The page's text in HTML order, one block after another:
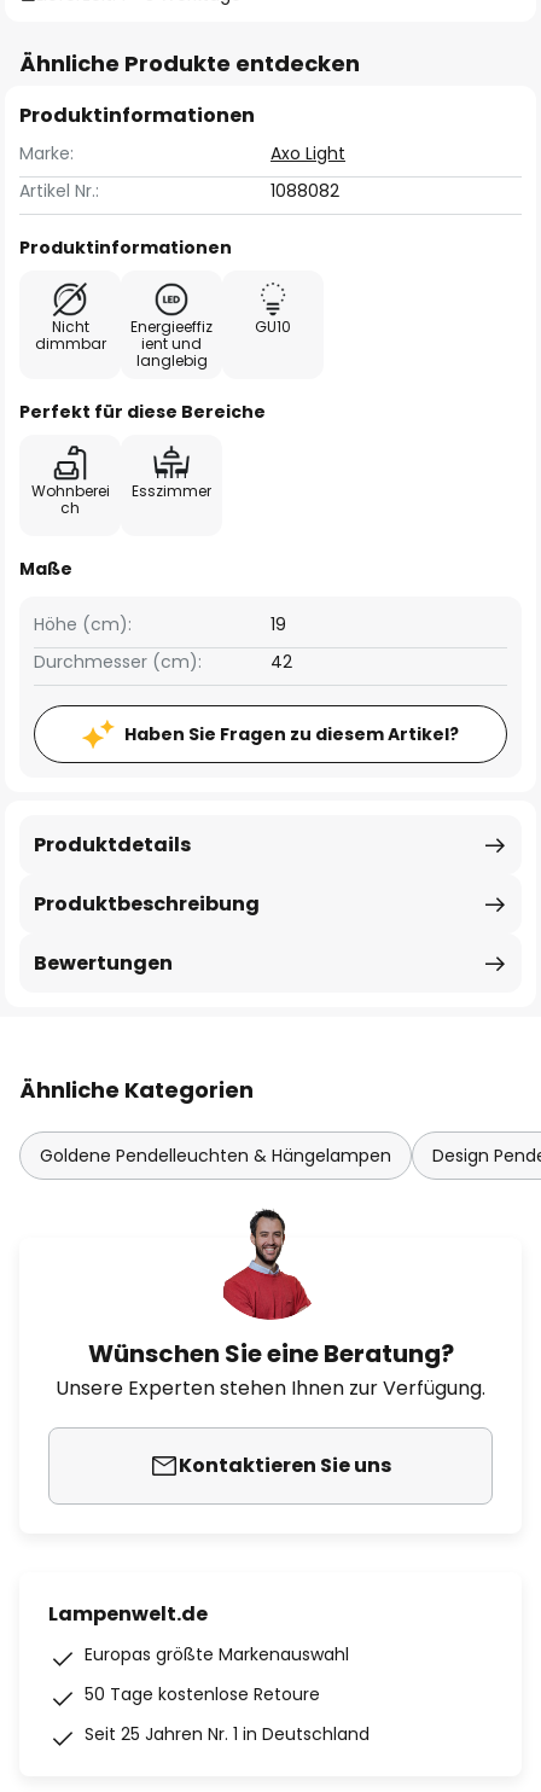
Ähnliche Produkte entdecken
Produktinformationen
Marke:
Axo Light
Artikel Nr.:
1088082
Produktinformationen
Nicht
dimmbar
Energieeffiz
ient und
langlebig
GU10
Perfekt für diese Bereiche
Wohnberei
ch
Esszimmer
Maße
Höhe (cm):
19
Durchmesser (cm):
42
Haben Sie Fragen zu diesem Artikel?
Produktbeschreibung
Produktdetails
Bewertungen
Ähnliche Kategorien
Goldene Pendelleuchten & Hängelampen Design
Wünschen Sie eine Beratung?
Unsere Experten stehen Ihnen zur Verfügung.
Kontaktieren Sie uns
Lampenwelt.de
Europas größte Markenauswahl
50 Tage kostenlose Retoure
Seit 25 Jahren Nr. 1 in Deutschland